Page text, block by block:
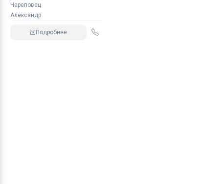
Череповец
Александр
Подробнее